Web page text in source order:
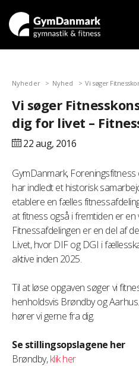
Nyheder Nyhed Vi søger
Vi søger
dig for livet –
22 aug, 2016
GymDanmark,
har indledt et historisk
etablere en fælles
at fitness også i fremtiden er
Fitnessafdelingen er en del af
Livet, hvor DIF og DGI i
aktive inden 2025.
Til at løse opgaven søger vi
henholdsvis Brøndby og
hører vi gerne fra dig.
Se stillingsopslagene her
Brøndby,klik her